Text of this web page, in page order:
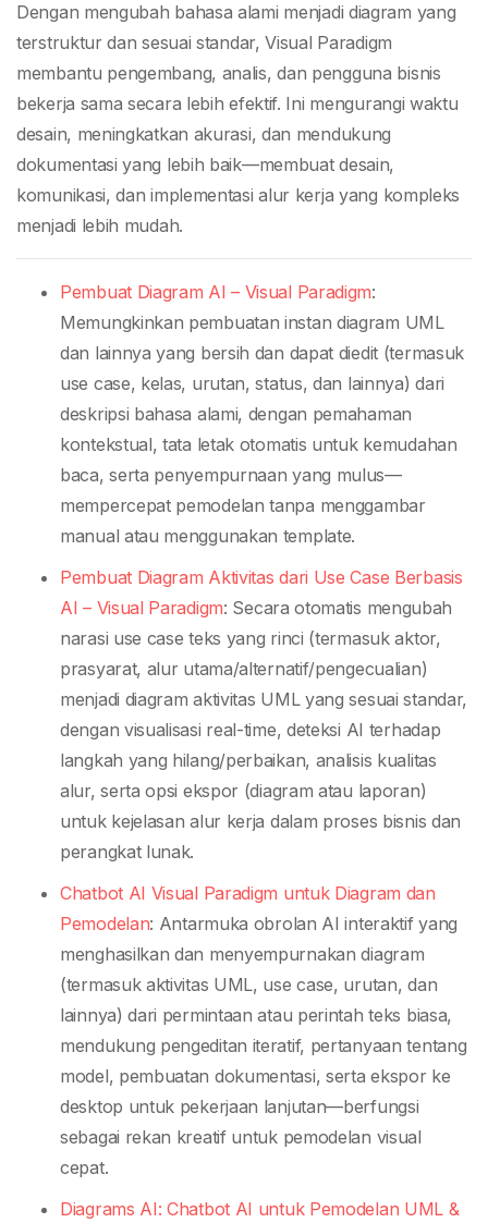
Dengan mengubah bahasa alami menjadi diagram yang
terstruktur dan sesuai standar, Visual Paradigm
membantu pengembang, analis, dan pengguna bisnis
bekerja sama secara lebih efektif. Ini mengurangi waktu
desain, meningkatkan akurasi, dan mendukung
dokumentasi yang lebih baik—membuat desain,
komunikasi, dan implementasi alur kerja yang kompleks
menjadi lebih mudah.
Pembuat Diagram AI – Visual Paradigm:
Memungkinkan pembuatan instan diagram UML
dan lainnya yang bersih dan dapat diedit (termasuk
use case, kelas, urutan, status, dan lainnya) dari
deskripsi bahasa alami, dengan pemahaman
kontekstual, tata letak otomatis untuk kemudahan
baca, serta penyempurnaan yang mulus—
mempercepat pemodelan tanpa menggambar
manual atau menggunakan template.
Pembuat Diagram Aktivitas dari Use Case Berbasis
AI – Visual Paradigm: Secara otomatis mengubah
narasi use case teks yang rinci (termasuk aktor,
prasyarat, alur utama/alternatif/pengecualian)
menjadi diagram aktivitas UML yang sesuai standar,
dengan visualisasi real-time, deteksi AI terhadap
langkah yang hilang/perbaikan, analisis kualitas
alur, serta opsi ekspor (diagram atau laporan)
untuk kejelasan alur kerja dalam proses bisnis dan
perangkat lunak.
Chatbot AI Visual Paradigm untuk Diagram dan
Pemodelan: Antarmuka obrolan AI interaktif yang
menghasilkan dan menyempurnakan diagram
(termasuk aktivitas UML, use case, urutan, dan
lainnya) dari permintaan atau perintah teks biasa,
mendukung pengeditan iteratif, pertanyaan tentang
model, pembuatan dokumentasi, serta ekspor ke
desktop untuk pekerjaan lanjutan—berfungsi
sebagai rekan kreatif untuk pemodelan visual
cepat.
Diagrams AI: Chatbot AI untuk Pemodelan UML &